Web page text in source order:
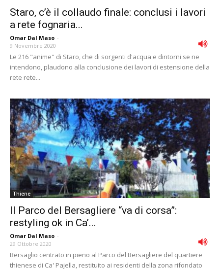
Staro, c’è il collaudo finale: conclusi i lavori
a rete fognaria...
Omar Dal Maso -
9 Novembre 2020
Le 216 "anime" di Staro, che di sorgenti d'acqua e dintorni se ne
intendono, plaudono alla conclusione dei lavori di estensione della
rete rete...
Thiene
Il Parco del Bersagliere “va di corsa”:
restyling ok in Ca’...
Omar Dal Maso -
29 Ottobre 2020
Bersaglio centrato in pieno al Parco del Bersagliere del quartiere
thienese di Ca' Pajella, restituito ai residenti della zona rifondato